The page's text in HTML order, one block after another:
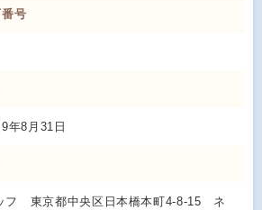
号
年8月31日
フ 東京都中央区日本橋本町4-8-15 ネ